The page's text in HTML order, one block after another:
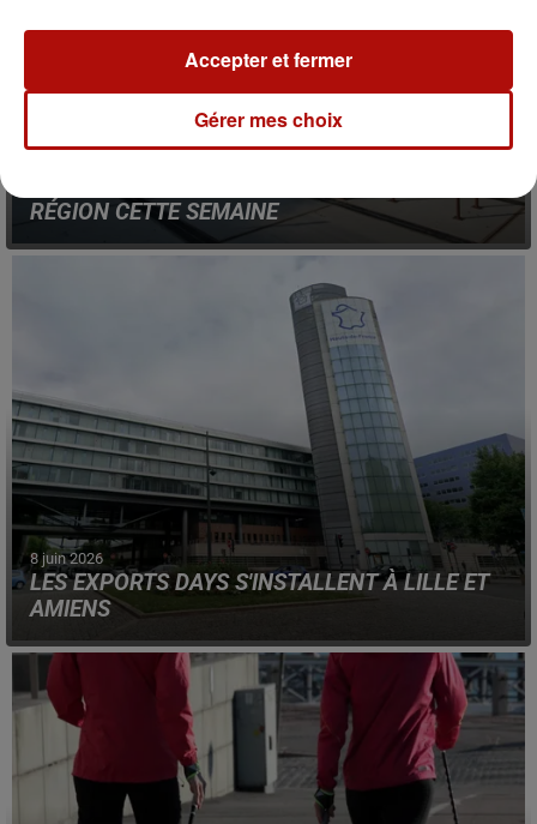
RÉGION CETTE SEMAINE
L'événement « L’IA avec NOUS » s'installe dans les
8 juin 2026
LES EXPORTS DAYS S'INSTALLENT À LILLE ET
AMIENS
Un salon professionnel pour aider et accompagner les
entreprises à se développer, à l'international.
Gérer mes choix
Accepter et fermer